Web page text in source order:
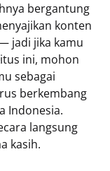
bergantung
konten
jadi jika kamu
ini, mohon
sebagai
berkembang
Indonesia.
langsung
kasih.